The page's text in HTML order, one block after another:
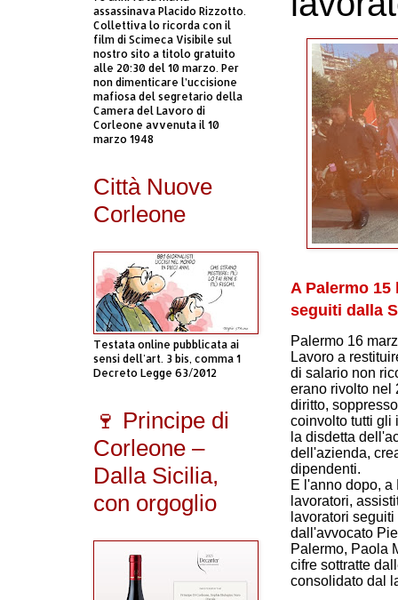
A Palermo
seguiti dalla
Palermo 16
Lavoro a
di salario non
erano rivolto nel
diritto,
coinvolto tutti gli
la disdetta
dell'azienda,
dipendenti.
E l'anno dopo,
lavoratori,
lavoratori
dall'avvocato
Palermo, Paola
cifre sottratte
consolidato dal
assassinava Placido Rizzotto.
Collettiva lo ricorda con il
film di Scimeca Visibile sul
nostro sito a titolo gratuito
alle 20:30 del 10 marzo. Per
non dimenticare l’uccisione
mafiosa del segretario della
Camera del Lavoro di
Corleone avvenuta il 10
marzo 1948
Città Nuove
Corleone
Testata online pubblicata ai
sensi dell'art. 3 bis, comma 1
Decreto Legge 63/2012
🍷 Principe di
Corleone –
Dalla Sicilia,
con orgoglio